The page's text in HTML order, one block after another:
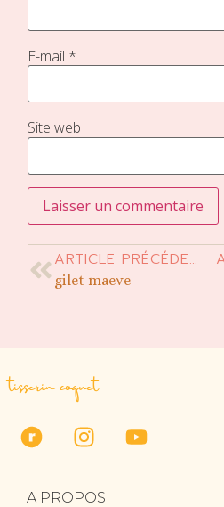
E-mail *
Site web
ARTICLE PRÉCÉDENT
gilet maeve
tisserin coquet
A PROPOS